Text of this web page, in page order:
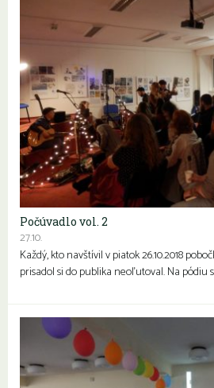
Počúvadlo vol. 2
27.10.
Každý, kto navštívil v piatok 26.10.2018
prisadol si do publika neoľutoval. Na pódiu